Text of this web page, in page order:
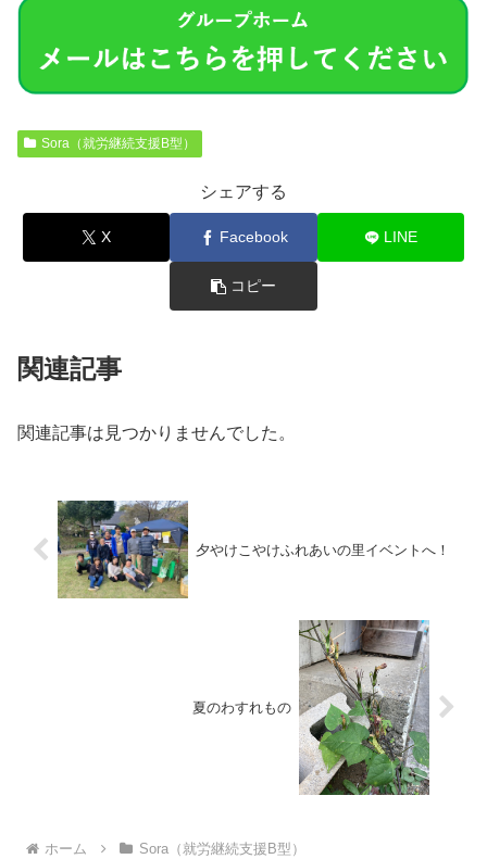
Sora（就労継続支援B型）
シェアする
X Facebook LINE
コピー
関連記事
関連記事は見つかりませんでした。
夕やけこやけふれあいの里イベントへ！
夏のわすれもの
ホーム Sora（就労継続支援B型）